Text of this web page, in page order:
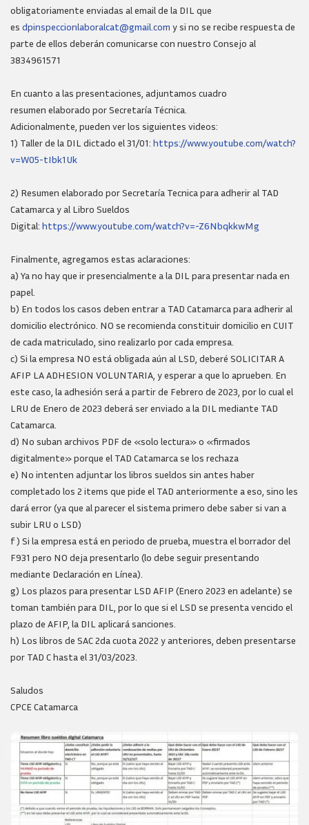
obligatoriamente enviadas al email de la DIL que
es dpinspeccionlaboralcat@gmail.com y si no se recibe respuesta de
parte de ellos deberán comunicarse con nuestro Consejo al
3834961571
En cuanto a las presentaciones, adjuntamos cuadro
resumen elaborado por Secretaría Técnica.
Adicionalmente, pueden ver los siguientes videos:
1) Taller de la DIL dictado el 31/01: https://www.youtube.com/watch?
v=W05-tIbk1Uk
2) Resumen elaborado por Secretaría Tecnica para adherir al TAD
Catamarca y al Libro Sueldos
Digital: https://www.youtube.com/watch?v=-Z6NbqkkwMg
Finalmente, agregamos estas aclaraciones:
a) Ya no hay que ir presencialmente a la DIL para presentar nada en
papel.
b) En todos los casos deben entrar a TAD Catamarca para adherir al
domicilio electrónico. NO se recomienda constituir domicilio en CUIT
de cada matriculado, sino realizarlo por cada empresa.
c) Si la empresa NO está obligada aún al LSD, deberé SOLICITAR A
AFIP LA ADHESION VOLUNTARIA, y esperar a que lo aprueben. En
este caso, la adhesión será a partir de Febrero de 2023, por lo cual el
LRU de Enero de 2023 deberá ser enviado a la DIL mediante TAD
Catamarca.
d) No suban archivos PDF de «solo lectura» o «firmados
digitalmente» porque el TAD Catamarca se los rechaza
e) No intenten adjuntar los libros sueldos sin antes haber
completado los 2 items que pide el TAD anteriormente a eso, sino les
dará error (ya que al parecer el sistema primero debe saber si van a
subir LRU o LSD)
f) Si la empresa está en periodo de prueba, muestra el borrador del
F931 pero NO deja presentarlo (lo debe seguir presentando
mediante Declaración en Línea).
g) Los plazos para presentar LSD AFIP (Enero 2023 en adelante) se
toman también para DIL, por lo que si el LSD se presenta vencido el
plazo de AFIP, la DIL aplicará sanciones.
h) Los libros de SAC 2da cuota 2022 y anteriores, deben presentarse
por TAD C hasta el 31/03/2023.
Saludos
CPCE Catamarca